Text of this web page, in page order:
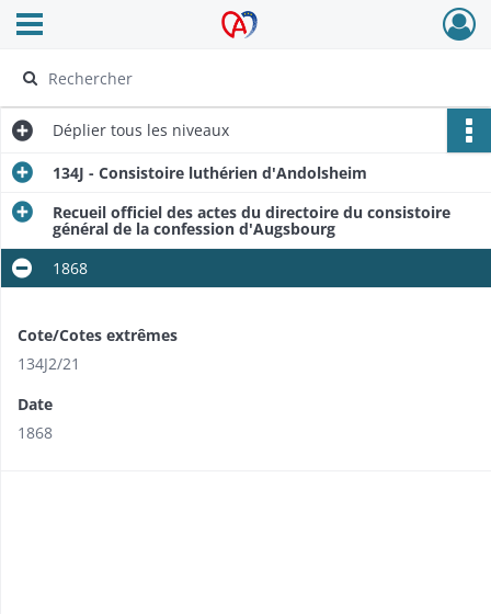
Archives Alsace - Colmar
Ouvrir le menu déroulant
Déplier tous les niveaux
134J - Consistoire luthérien d'Andolsheim
Recueil officiel des actes du directoire du consistoire
général de la confession d'Augsbourg
1868
Cote/Cotes extrêmes
134J2/21
Date
1868